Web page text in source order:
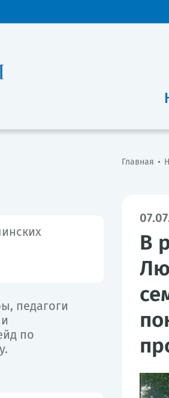
Главная
педагоги
по
В